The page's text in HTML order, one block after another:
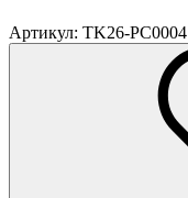
Артикул: TK26-PC0004